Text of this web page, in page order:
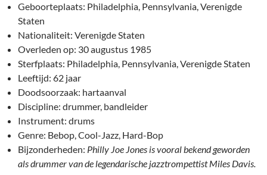
Geboorteplaats: Philadelphia, Pennsylvania, Verenigde
Staten
Nationaliteit: Verenigde Staten
Overleden op: 30 augustus 1985
Sterfplaats: Philadelphia, Pennsylvania, Verenigde Staten
Leeftijd: 62 jaar
Doodsoorzaak: hartaanval
Discipline: drummer, bandleider
Instrument: drums
Genre: Bebop, Cool-Jazz, Hard-Bop
Bijzonderheden: Philly Joe Jones is vooral bekend geworden
als drummer van de legendarische jazztrompettist Miles Davis.